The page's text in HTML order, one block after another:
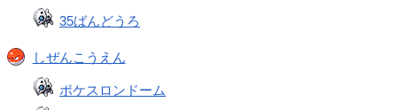
35ばんどうろ
しぜんこうえん
ポケスロンドーム